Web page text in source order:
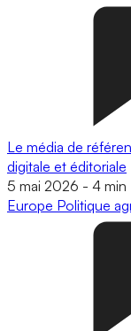
Le média de
digitale et éditoriale
5 mai 2026 - 4 min
Europe Politique